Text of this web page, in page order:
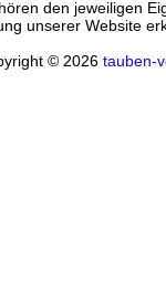
den jeweiligen
unserer Website
© 2026tauben-